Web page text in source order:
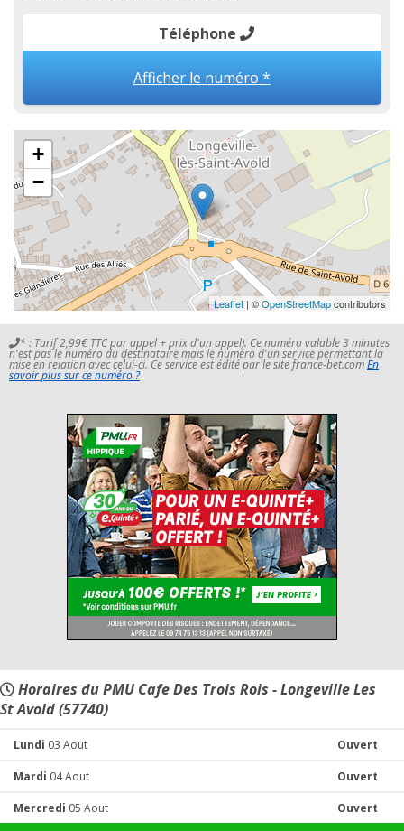
Téléphone
Afficher le numéro *
+
−
Leaflet | ©OpenStreetMapcontributors
* : Tarif 2,99€ TTC par appel + prix d'un appel). Ce numéro valable 3 minutes
n'est pas le numéro du destinataire mais le numéro d'un service permettant la
mise en relation avec celui-ci. Ce service est édité par le site france-bet.comEn
savoir plus sur ce numéro ?
Horaires du PMU Cafe Des Trois Rois - Longeville Les
St Avold (57740)
Lundi 03 Aout Ouvert
Mardi 04 Aout Ouvert
Mercredi 05 Aout Ouvert